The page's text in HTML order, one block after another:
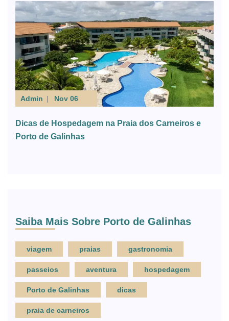
Admin Nov 06
Dicas de Hospedagem na Praia dos Carneiros e
Porto de Galinhas
Saiba Mais Sobre Porto de Galinhas
viagem praias gastronomia
passeios aventura hospedagem
Porto de Galinhas dicas
praia de carneiros